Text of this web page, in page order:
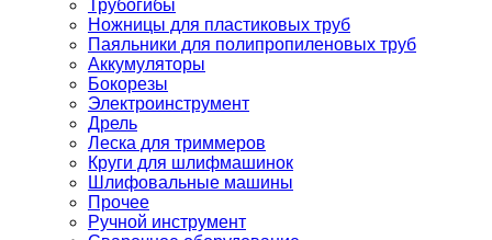
Трубогибы
Ножницы для пластиковых труб
Паяльники для полипропиленовых труб
Аккумуляторы
Бокорезы
Электроинструмент
Дрель
Леска для триммеров
Круги для шлифмашинок
Шлифовальные машины
Прочее
Ручной инструмент